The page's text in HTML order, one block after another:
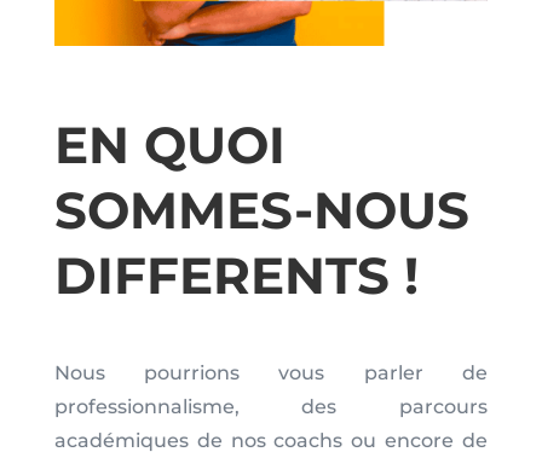
EN QUOI
SOMMES-NOUS
DIFFERENTS !
Nous pourrions vous parler de
professionnalisme, des parcours
académiques de nos coachs ou encore de